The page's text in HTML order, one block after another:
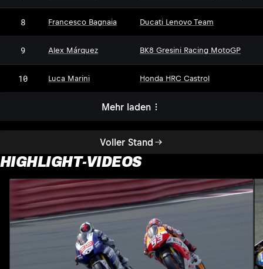
Voller Stand
8 Francesco Bagnaia Ducati Lenovo Team
9 Alex Márquez BK8 Gresini Racing MotoGP
10 Luca Marini Honda HRC Castrol
Mehr laden
HIGHLIGHT-VIDEOS